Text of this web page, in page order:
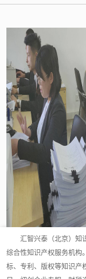
汇智兴泰（北京）知
综合性知识产权服务机构
标、专利、版权等知识产